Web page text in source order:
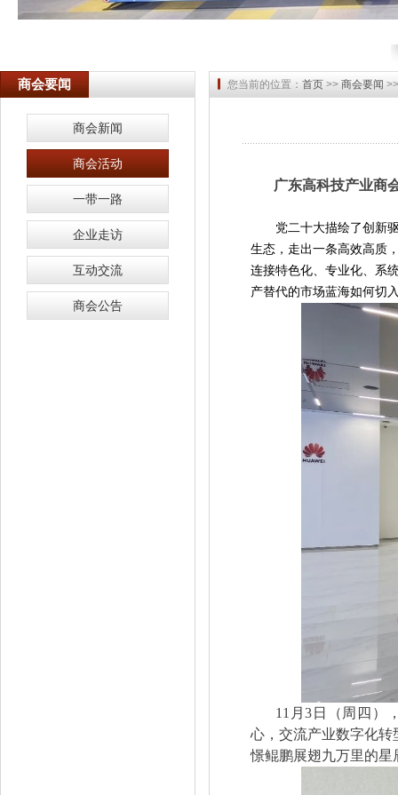
商会要闻 您当前的位置： 首页 >> 商会要闻
商会新闻
商会活动
一带一路
企业走访
互动交流
商会公告
广东高科技产业商
党二十大描绘了创新
生态，走出一条高效高质
连接特色化、专业化、系
产替代的市场蓝海如何切
11月3日（周四）
心，交流产业数字化转
憬鲲鹏展翅九万里的星